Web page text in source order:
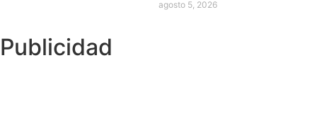
agosto 5, 2026
Publicidad